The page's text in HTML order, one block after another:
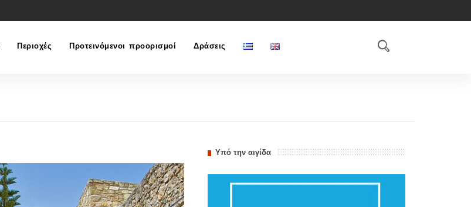
Περιοχές Προτεινόμενοι προορισμοί Δράσεις
Υπό την αιγίδα